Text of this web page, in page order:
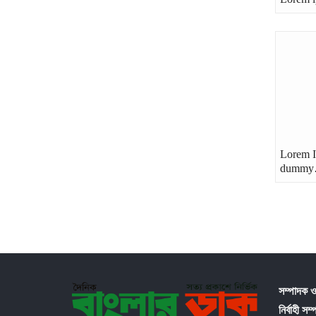
Lorem
সম্পাদক
নির্বাহী